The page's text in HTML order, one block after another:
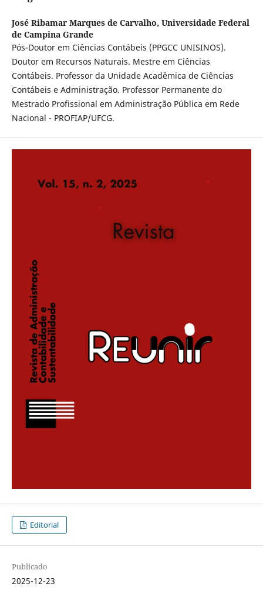
José Ribamar Marques de Carvalho, Universidade Federal
de Campina Grande
Pós-Doutor em Ciências Contábeis (PPGCC UNISINOS).
Doutor em Recursos Naturais. Mestre em Ciências
Contábeis. Professor da Unidade Acadêmica de Ciências
Contábeis e Administração. Professor Permanente do
Mestrado Profissional em Administração Pública em Rede
Nacional - PROFIAP/UFCG.
Editorial
Publicado
2025-12-23